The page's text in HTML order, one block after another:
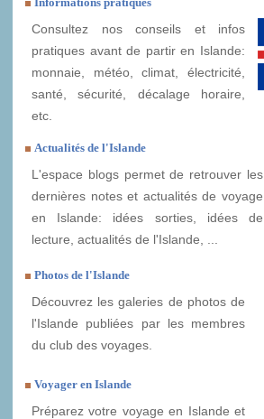
Consultez nos conseils et infos
pratiques avant de partir en Islande:
monnaie, météo, climat, électricité,
santé, sécurité, décalage horaire,
etc.
Actualités de l'Islande
L'espace blogs permet de retrouver les
dernières notes et actualités de voyage
en Islande: idées sorties, idées de
lecture, actualités de l'Islande, ...
Photos de l'Islande
Découvrez les galeries de photos de
l'Islande publiées par les membres
du club des voyages.
Voyager en Islande
Préparez votre voyage en Islande et